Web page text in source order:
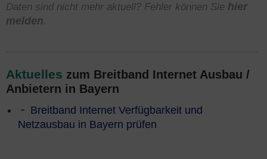
Daten sind nicht mehr aktuell? Fehler können Sie hier
melden.
Aktuelles zum Breitband Internet Ausbau /
Anbietern in Bayern
Breitband Internet Verfügbarkeit und
Netzausbau in Bayern prüfen